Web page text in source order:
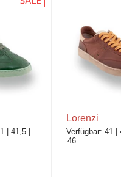
41,5
Lorenzi
41
46